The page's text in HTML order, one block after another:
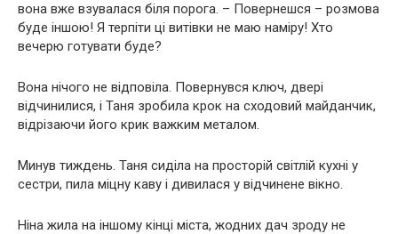
вона вже взувалася біля порога. – Повернешся – розмова
буде іншою! Я терпіти ці витівки не маю наміру! Хто
вечерю готувати буде?
Вона нічого не відповіла. Повернувся ключ, двері
відчинилися, і Таня зробила крок на сходовий майданчик,
відрізаючи його крик важким металом.
Минув тиждень. Таня сиділа на просторій світлій кухні у
сестри, пила міцну каву і дивилася у відчинене вікно.
Ніна жила на іншому кінці міста, жодних дач зроду не